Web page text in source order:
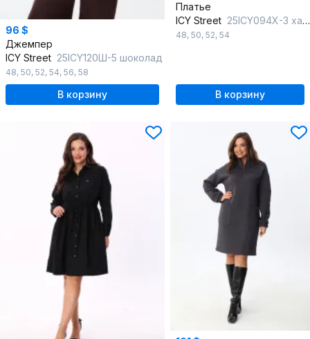
96 $
Джемпер
ICY Street 25ICY120Ш-5 шоколад
48, 50, 52, 54, 56, 58
В корзину
Платье
ICY Street 25ICY094Х-3 хаки
48, 50, 52, 54
В корзину